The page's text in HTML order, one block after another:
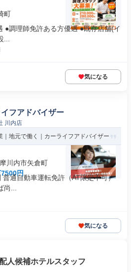
町
●調理師免許ある方優遇 ●既存店舗(イ
気になる
フアドバイザー
川内店
｜地元で働く｜カーライフアドバイザー
川内市矢倉町
円
通自動車運転免許（AT限定不可）
...
気になる
人候補ホテルスタッフ